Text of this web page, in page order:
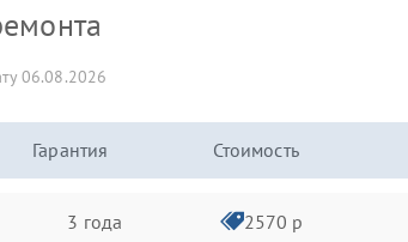
06.08.2026
Гарантия Стоимость
3 года 2570 р